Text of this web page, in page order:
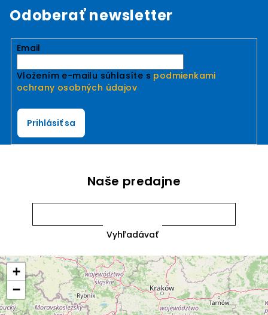
Odoberať newsletter
Email
Vložením e-mailu súhlasíte s podmienkami
ochrany osobných údajov
Prihlásiť sa
Naše predajne
+
−